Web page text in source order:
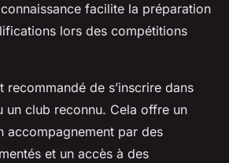
facilite la préparation
lors des compétitions
recommandé de s’inscrire dans
un club reconnu. Cela offre un
accompagnement par des
et un accès à des